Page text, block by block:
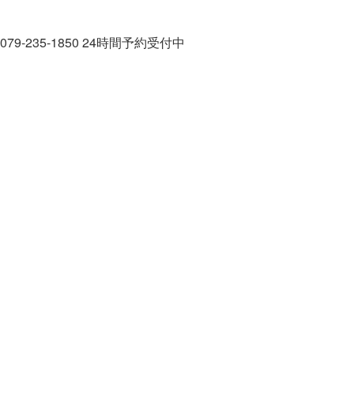
079-235-1850 24時間予約受付中